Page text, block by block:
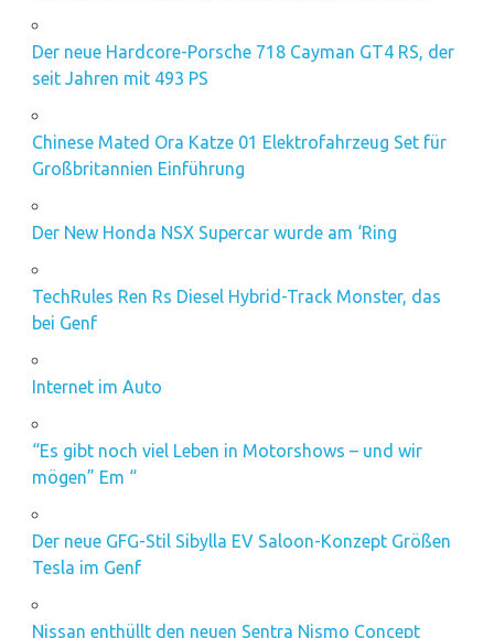
Der neue Hardcore-Porsche 718 Cayman GT4 RS, der
seit Jahren mit 493 PS
Chinese Mated Ora Katze 01 Elektrofahrzeug Set für
Großbritannien Einführung
Der New Honda NSX Supercar wurde am ‘Ring
TechRules Ren Rs Diesel Hybrid-Track Monster, das
bei Genf
Internet im Auto
“Es gibt noch viel Leben in Motorshows – und wir
mögen” Em “
Der neue GFG-Stil Sibylla EV Saloon-Konzept Größen
Tesla im Genf
Nissan enthüllt den neuen Sentra Nismo Concept